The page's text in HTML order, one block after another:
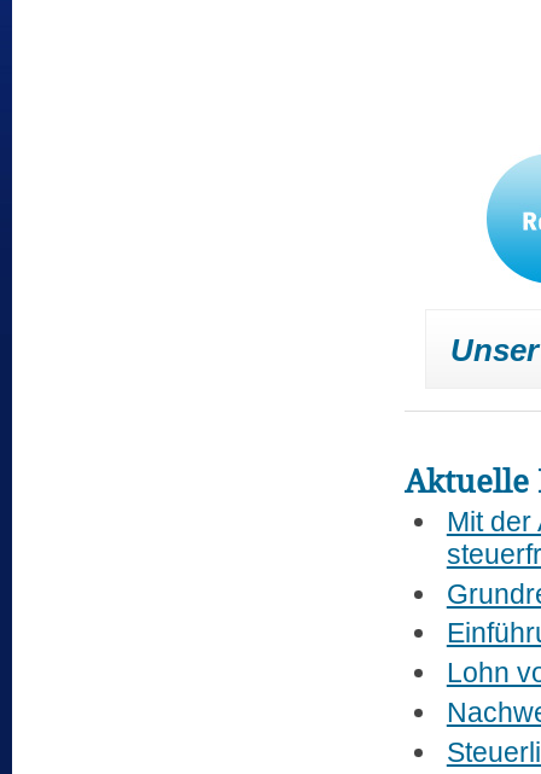
Aktuelle
Mit der
Lohn